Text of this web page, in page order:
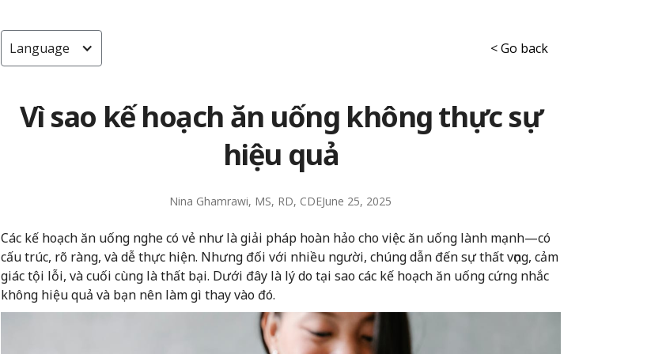
Language < Go back
Vì sao kế hoạch ăn uống không thực sự
hiệu quả
Nina Ghamrawi, MS, RD, CDEJune 25, 2025
Các kế hoạch ăn uống nghe có vẻ như là giải pháp hoàn hảo cho việc ăn uống lành mạnh—có
cấu trúc, rõ ràng, và dễ thực hiện. Nhưng đối với nhiều người, chúng dẫn đến sự thất vọng, cảm
giác tội lỗi, và cuối cùng là thất bại. Dưới đây là lý do tại sao các kế hoạch ăn uống cứng nhắc
không hiệu quả và bạn nên làm gì thay vào đó.